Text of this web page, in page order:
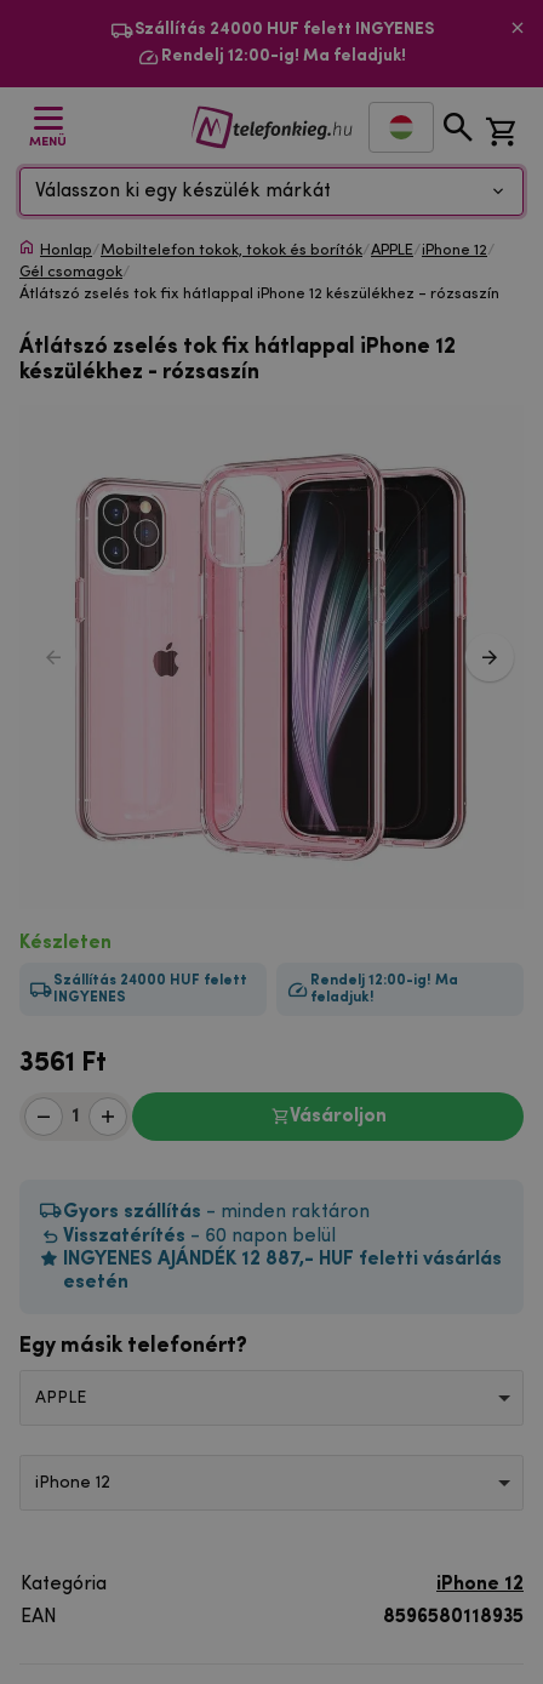
Szállítás 24000 HUF felett INGYENES
Rendelj 12:00-ig! Ma feladjuk!
MENÜ
Válasszon ki egy készülék márkát
Honlap/Mobiltelefon tokok, tokok és borítók/APPLE/iPhone 12/
Gél csomagok/
Átlátszó zselés tok fix hátlappal iPhone 12 készülékhez - rózsaszín
Átlátszó zselés tok fix hátlappal iPhone 12
készülékhez - rózsaszín
Készleten
Szállítás 24000 HUF felett
INGYENES
Rendelj 12:00-ig! Ma
feladjuk!
3561 Ft
Vásároljon
Gyors szállítás - minden raktáron
Visszatérítés - 60 napon belül
INGYENES AJÁNDÉK 12 887,- HUF feletti vásárlás
esetén
Egy másik telefonért?
APPLE
iPhone 12
Kategória
iPhone 12
EAN
8596580118935